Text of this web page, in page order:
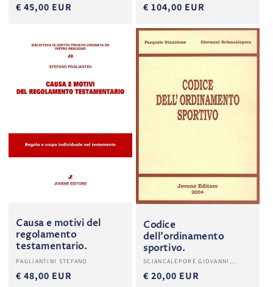
€ 45,00 EUR € 104,00 EUR
Causa e motivi del
regolamento
testamentario.
Produttore:
PAGLIANTINI STEFANO
€ 48,00 EUR
Codice
dell'ordinamento
sportivo.
Produttore:
SCIANCALEPORE GIOVANNI,
€ 20,00 EUR